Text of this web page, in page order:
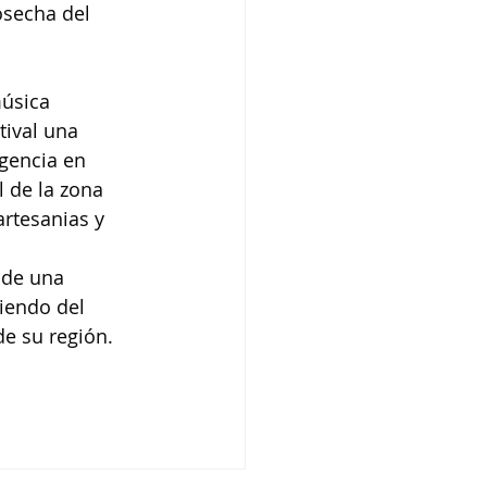
del
una
en
de la zona
y
una
del
su región.